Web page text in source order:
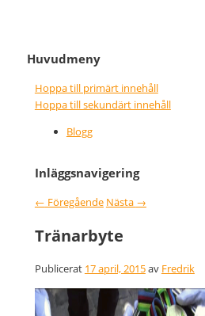
Nice wins nothing
faster
Huvudmeny
Hoppa till primärt innehåll
Hoppa till sekundärt innehåll
Blogg
Inläggsnavigering
← Föregående Nästa →
Tränarbyte
Publicerat 17 april, 2015av Fredrik